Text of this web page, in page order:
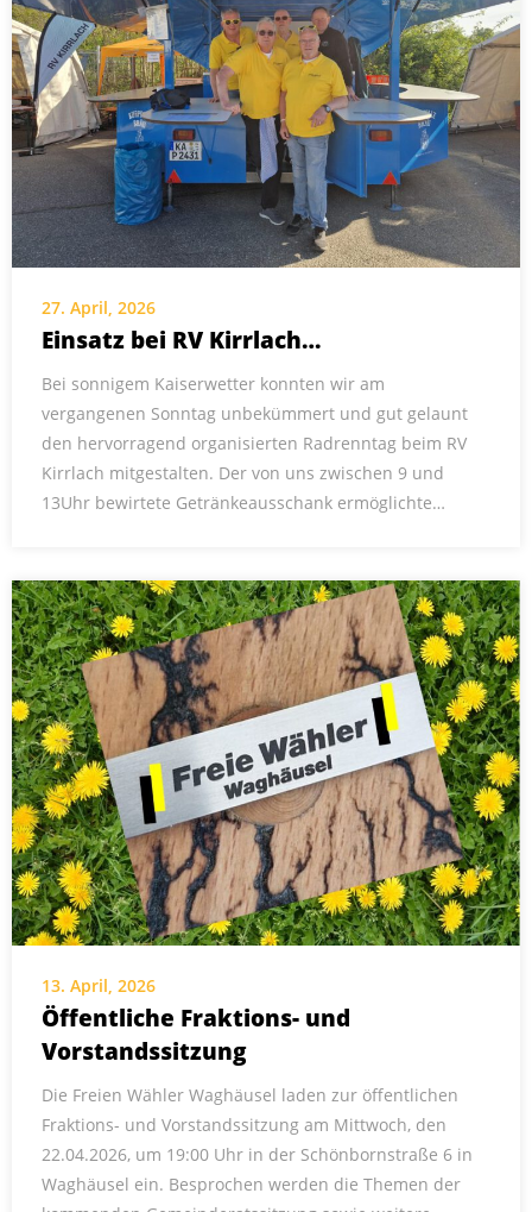
27. April, 2026
Einsatz bei RV Kirrlach…
Bei sonnigem Kaiserwetter konnten wir am
vergangenen Sonntag unbekümmert und gut gelaunt
den hervorragend organisierten Radrenntag beim RV
Kirrlach mitgestalten. Der von uns zwischen 9 und
13Uhr bewirtete Getränkeausschank ermöglichte…
13. April, 2026
Öffentliche Fraktions- und
Vorstandssitzung
Die Freien Wähler Waghäusel laden zur öffentlichen
Fraktions- und Vorstandssitzung am Mittwoch, den
22.04.2026, um 19:00 Uhr in der Schönbornstraße 6 in
Waghäusel ein. Besprochen werden die Themen der